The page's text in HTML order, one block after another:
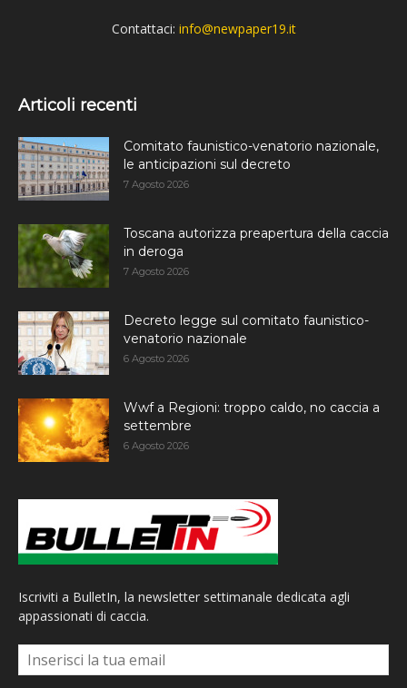
Contattaci: info@newpaper19.it
Articoli recenti
Comitato faunistico-venatorio nazionale,
le anticipazioni sul decreto
7 Agosto 2026
Toscana autorizza preapertura della caccia
in deroga
7 Agosto 2026
Decreto legge sul comitato faunistico-
venatorio nazionale
6 Agosto 2026
Wwf a Regioni: troppo caldo, no caccia a
settembre
6 Agosto 2026
Iscriviti a BulletIn, la newsletter settimanale dedicata agli
appassionati di caccia.